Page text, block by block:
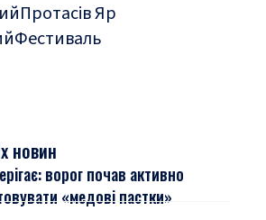
Протасів Яр
Фестиваль
новин
ворог почав активно
«медові пастки»